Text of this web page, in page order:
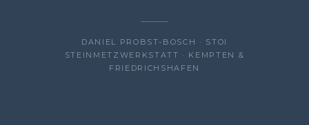
DANIEL PROBST-BOSCH · STOI
STEINMETZWERKSTATT · KEMPTEN &
FRIEDRICHSHAFEN